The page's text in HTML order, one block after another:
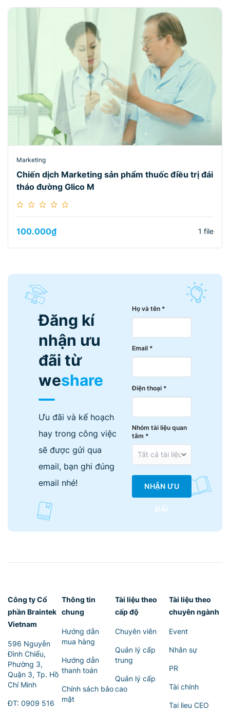
Marketing
Chiến dịch Marketing sản phẩm thuốc điều trị đái
tháo đường Glico M
100.000₫ 1 file
Đăng kí
nhận ưu
đãi từ
weshare
Ưu đãi và kế hoạch
hay trong công việc
sẽ được gửi qua
email, bạn ghi đúng
email nhé!
Họ và tên *
Email *
Điện thoại *
Nhóm tài liệu quan
tâm *
NHẬN ƯU
ĐÃI
Công ty Cổ
phần Braintek
Vietnam
596 Nguyễn
Đình Chiểu,
Phường 3,
Quận 3, Tp. Hồ
Chí Minh
ĐT: 0909 516
Thông tin
chung
Hướng dẫn
mua hàng
Hướng dẫn
thanh toán
Chính sách bảo
mật
Tài liệu theo
cấp độ
Chuyên viên
Quản lý cấp
trung
Quản lý cấp
cao
Tài liệu theo
chuyên ngành
Event
Nhân sự
PR
Tài chính
Tai lieu CEO